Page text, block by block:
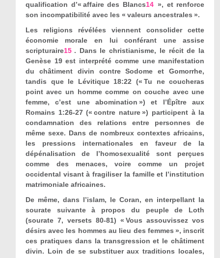
qualification d’« affaire des Blancs14 », et renforce
son incompatibilité avec les « valeurs ancestrales ».
Les religions révélées viennent consolider cette
économie morale en lui conférant une assise
scripturaire15 . Dans le christianisme, le récit de la
Genèse 19 est interprété comme une manifestation
du châtiment divin contre Sodome et Gomorrhe,
tandis que le Lévitique 18:22 (« Tu ne coucheras
point avec un homme comme on couche avec une
femme, c’est une abomination ») et l’Épître aux
Romains 1:26-27 (« contre nature ») participent à la
condamnation des relations entre personnes de
même sexe. Dans de nombreux contextes africains,
les pressions internationales en faveur de la
dépénalisation de l’homosexualité sont perçues
comme des menaces, voire comme un projet
occidental visant à fragiliser la famille et l’institution
matrimoniale africaines.
De même, dans l’islam, le Coran, en interpellant la
sourate suivante à propos du peuple de Loth
(sourate 7, versets 80-81) « Vous assouvissez vos
désirs avec les hommes au lieu des femmes », inscrit
ces pratiques dans la transgression et le châtiment
divin. Loin de se substituer aux traditions locales,